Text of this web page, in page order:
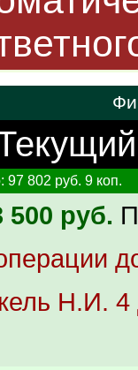
97 802 руб. 9 коп.
500 руб.
Н.И. 4